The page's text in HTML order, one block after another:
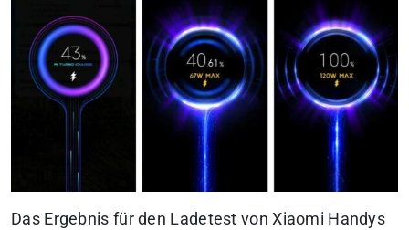
Das Ergebnis für den Ladetest von Xiaomi Handys